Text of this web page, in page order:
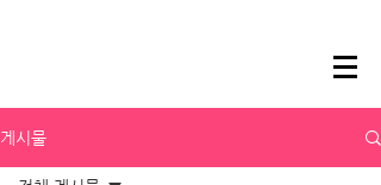
게시물